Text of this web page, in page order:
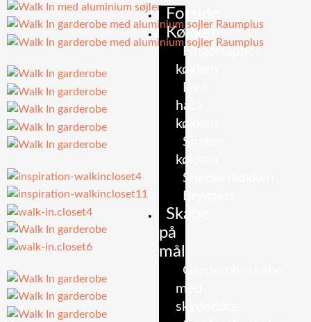
Forside
Køkken
Fingertappet
køkken
hack
køkken
Shaker
køkken
Snedkerkøkken
Bryggers
Skabe
på
mål
Garderobeskabe
med
skydedøre